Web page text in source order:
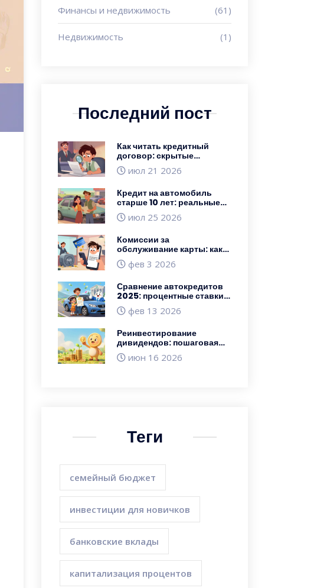
Финансы и недвижимость (61)
Недвижимость (1)
Последний пост
Как читать кредитный
договор: скрытые
комиссии и штрафы
июл 21 2026
Кредит на автомобиль
старше 10 лет: реальные
условия банков в 2026
годуиюл 25 2026
Комиссии за
обслуживание карты: как
не переплачивать банку в
2026 году
фев 3 2026
Сравнение автокредитов
2025: процентные ставки и
условия ТОП-10 банков
фев 13 2026
Реинвестирование
дивидендов: пошаговая
стратегия для быстрого
роста капитала
июн 16 2026
Теги
семейный бюджет
инвестиции для новичков
банковские вклады
капитализация процентов